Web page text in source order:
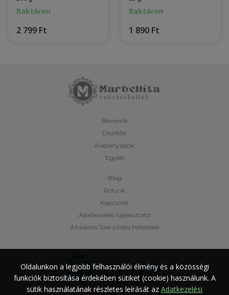
Raktáron
2 799 Ft
Raktáron
1 890 Ft
Oldalunkon a legjobb felhasználói élmény és a közösségi
funkciók biztosítása érdekében sütiket (cookie) használunk. A
sütik használatának részletes leírását az Adatkezelési
Bevonók
Díszítők
Alapanyagok
Egyéb
Blog
Rólunk
Kapcsolat
Adatkezelési tájékoztató
Általános Szerződési Feltételek